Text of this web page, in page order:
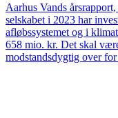
Aarhus Vands
selskabet i 2023 har
afløbssystemet og i
658 mio. kr. Det skal
modstandsdygtig over